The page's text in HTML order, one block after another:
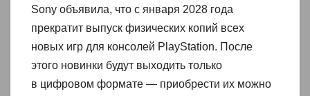
Sony объявила, что с января 2028 года
прекратит выпуск физических копий всех
новых игр для консолей PlayStation. После
этого новинки будут выходить только
в цифровом формате — приобрести их можно